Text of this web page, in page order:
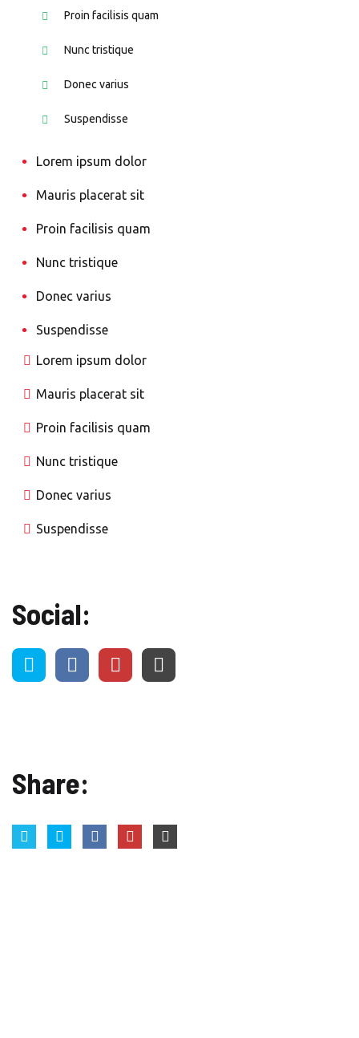
Proin facilisis quam
Nunc tristique
Donec varius
Suspendisse
Lorem ipsum dolor
Mauris placerat sit
Proin facilisis quam
Nunc tristique
Donec varius
Suspendisse
Lorem ipsum dolor
Mauris placerat sit
Proin facilisis quam
Nunc tristique
Donec varius
Suspendisse
Social:
Share: